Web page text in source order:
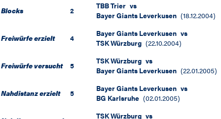
Blocks 2 TBB Trier vs
Bayer Giants Leverkusen (18.12.2004)
Freiwürfe erzielt 4 Bayer Giants Leverkusen vs
TSK Würzburg (22.10.2004)
Freiwürfe versucht 5 TSK Würzburg vs
Bayer Giants Leverkusen (22.01.2005)
Nahdistanz erzielt 5 Bayer Giants Leverkusen vs
BG Karlsruhe (02.01.2005)
TSK Würzburg vs